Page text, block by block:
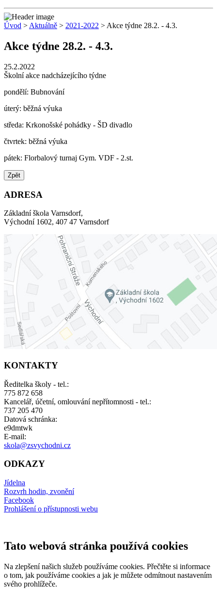
Úvod > Aktuálně > 2021-2022 > Akce týdne 28.2. - 4.3.
Akce týdne 28.2. - 4.3.
25.2.2022
Školní akce nadcházejícího týdne
pondělí: Bubnování
úterý: běžná výuka
středa: Krkonošské pohádky - ŠD divadlo
čtvrtek: běžná výuka
pátek: Florbalový turnaj Gym. VDF - 2.st.
Zpět
ADRESA
Základní škola Varnsdorf,
Východní 1602, 407 47 Varnsdorf
KONTAKTY
Ředitelka školy - tel.:
775 872 658
Kancelář, účetní, omlouvání nepřítomnosti - tel.:
737 205 470
Datová schránka:
e9dmtwk
E-mail:
skola@zsvychodni.cz
ODKAZY
Jídelna
Rozvrh hodin, zvonění
Facebook
Prohlášení o přístupnosti webu
Tato webová stránka používá cookies
Na zlepšení našich služeb používáme cookies. Přečtěte si informace
o tom, jak používáme cookies a jak je můžete odmítnout nastavením
svého prohlížeče.